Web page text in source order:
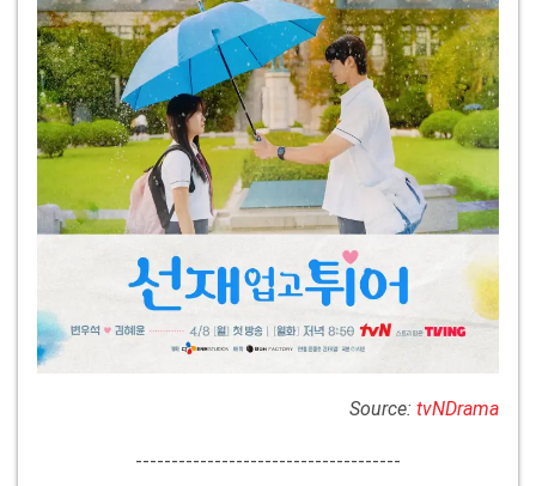
Source: tvNDrama
-------------------------------------